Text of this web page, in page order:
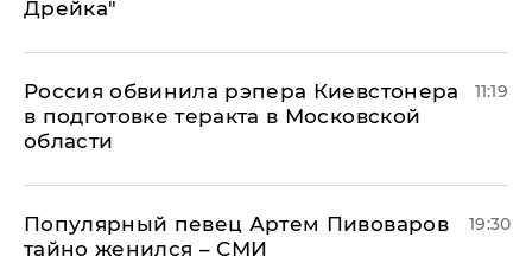
Дрейка"
Россия обвинила рэпера Киевстонера
в подготовке теракта в Московской
области
11:19
Популярный певец Артем Пивоваров
тайно женился – СМИ
19:30